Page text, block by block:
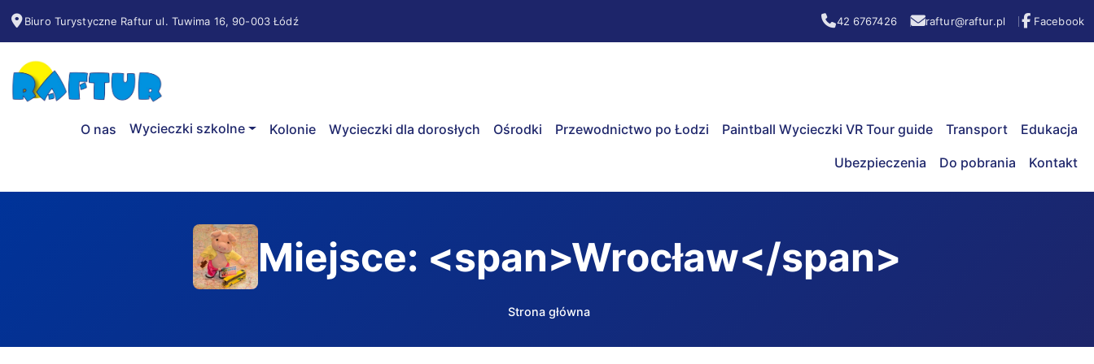
Biuro Turystyczne Raftur ul. Tuwima 16, 90-003 Łódź 42 6767426 raftur@raftur.pl Facebook
O nas Wycieczki szkolne Kolonie Wycieczki dla dorosłych Ośrodki Przewodnictwo po Łodzi Paintball Wycieczki VR Tour guide Transport Edukacja
Ubezpieczenia Do pobrania Kontakt
Miejsce: <span>Wrocław</span>
Strona główna